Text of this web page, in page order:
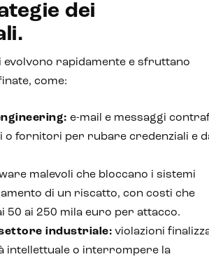
dei
rapidamente e sfruttano
come:
e-mail e messaggi
o fornitori per rubare credenziali e
malevoli che bloccano i sistemi
di un riscatto, con costi che
50 ai 250 mila euro per attacco.
industriale: violazioni
o interrompere la